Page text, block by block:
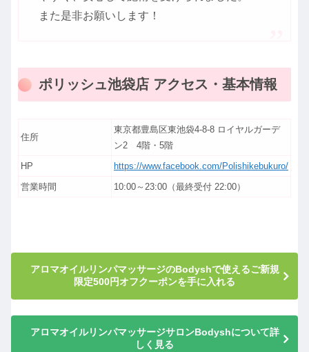
また是非お願いします！
ポリッシュ池袋店 アクセス・基本情報
住所
東京都豊島区東池袋4-8-8 ロイヤルガーデ
ン2 4階・5階
HP
https://www.facebook.com/Polishikebukuro/
営業時間
10:00～23:00（最終受付 22:00）
アロマオイルリンパマッサージのBodyshで使えるご新規
限定500円オフクーポンを手に入れる
アロマオイルリンパマッサージサロンBodyshについて詳
しく見る